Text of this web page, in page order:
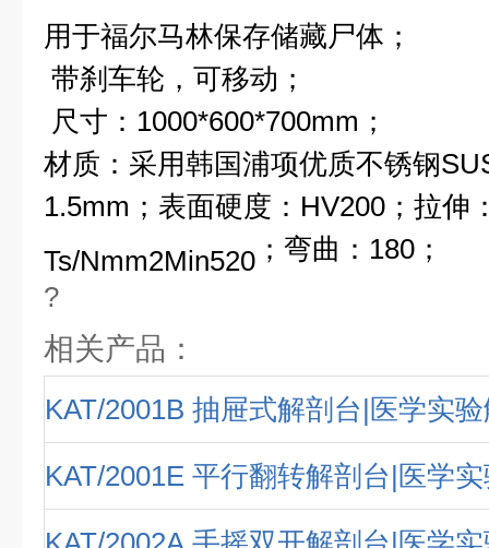
用于福尔马林保存储藏尸体 ；
带刹车轮，可移动；
尺寸：1000*600*700mm ；
材质：采用韩国浦项优质不锈钢
1.5mm ；表面硬度： HV200 ；拉伸
Ts/Nmm2Min520 ；弯曲： 180 ；
?
相关产品：
KAT/2001B 抽屉式解剖台|医学实
KAT/2001E 平行翻转解剖台|医学